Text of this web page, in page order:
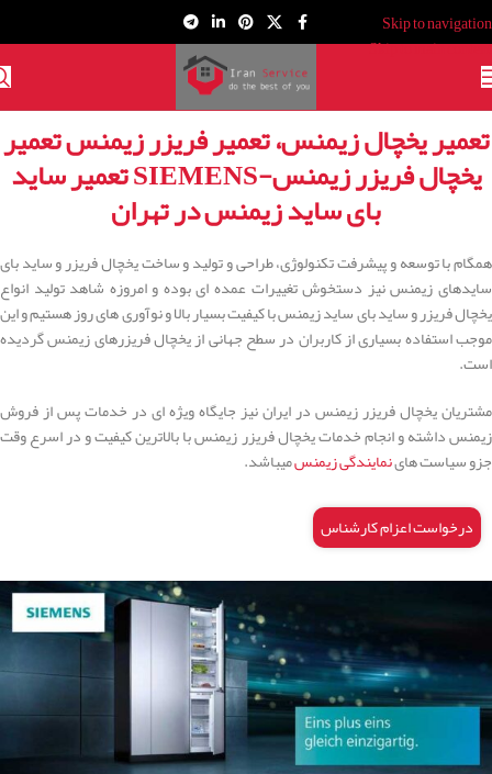
Skip to navigation
Skip to main content
تعمیر یخچال زیمنس، تعمیر فریزر زیمنس تعمیر
یخچال فریزر زیمنس-SIEMENS تعمیر ساید
بای ساید زیمنس در تهران
همگام با توسعه و پیشرفت تکنولوژی، طراحی و تولید و ساخت یخچال فریزر و ساید بای
سایدهای زیمنس نیز دستخوش تغییرات عمده ای بوده و امروزه شاهد تولید انواع
یخچال فریزر و ساید بای ساید زیمنس با کیفیت بسیار بالا و نوآوری های روز هستیم و این
موجب استفاده بسیاری از کاربران در سطح جهانی از یخچال فریزرهای زیمنس گردیده
است.
مشتریان یخچال فریزر زیمنس در ایران نیز جایگاه ویژه ای در خدمات پس از فروش
زیمنس داشته و انجام خدمات یخچال فریزر زیمنس با بالاترین کیفیت و در اسرع وقت
جزو سیاست هاینمایندگی زیمنسمیباشد.
درخواست اعزام کارشناس